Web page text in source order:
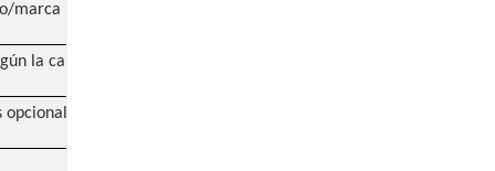
marca Hankook
la carga